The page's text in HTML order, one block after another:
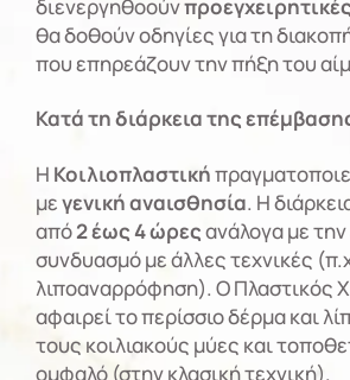
διενεργηθοούν
θα δοθούν οδηγίες για τη
που επηρεάζουν την πήξη του
Κατά τη διάρκεια της
Η Κοιλιοπλαστική
μεγενική αναισθησία. Η
από2 έως 4 ώρεςανάλογα με
συνδυασμό με άλλες τεχνικές
λιποαναρρόφηση). Ο Πλαστικός
αφαιρεί το περίσσιο δέρμα και
τους κοιλιακούς μύες και
ομφαλό (στην κλασική τεχνική).